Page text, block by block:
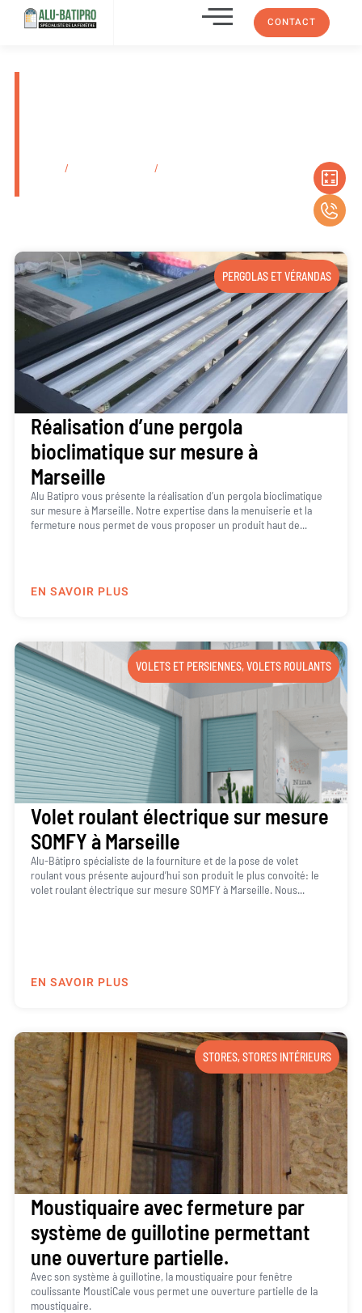
CONTACT
/ /
Tarif pose de jalousies en métal sur-
mesure devis par artisan RGE Cassis En Provence-Alpes-Côte D’azur
PERGOLAS ET VÉRANDAS
Réalisation d’une pergola
bioclimatique sur mesure à
Marseille
Alu Batipro vous présente la réalisation d’un pergola bioclimatique
sur mesure à Marseille. Notre expertise dans la menuiserie et la
fermeture nous permet de vous proposer un produit haut de...
EN SAVOIR PLUS
VOLETS ET PERSIENNES,VOLETS ROULANTS
Volet roulant électrique sur mesure
SOMFY à Marseille
Alu-Bâtipro spécialiste de la fourniture et de la pose de volet
roulant vous présente aujourd’hui son produit le plus convoité: le
volet roulant électrique sur mesure SOMFY à Marseille. Nous...
EN SAVOIR PLUS
STORES,STORES INTÉRIEURS
Moustiquaire avec fermeture par
système de guillotine permettant
une ouverture partielle.
Avec son système à guillotine, la moustiquaire pour fenêtre
coulissante MoustiCale vous permet une ouverture partielle de la
moustiquaire.